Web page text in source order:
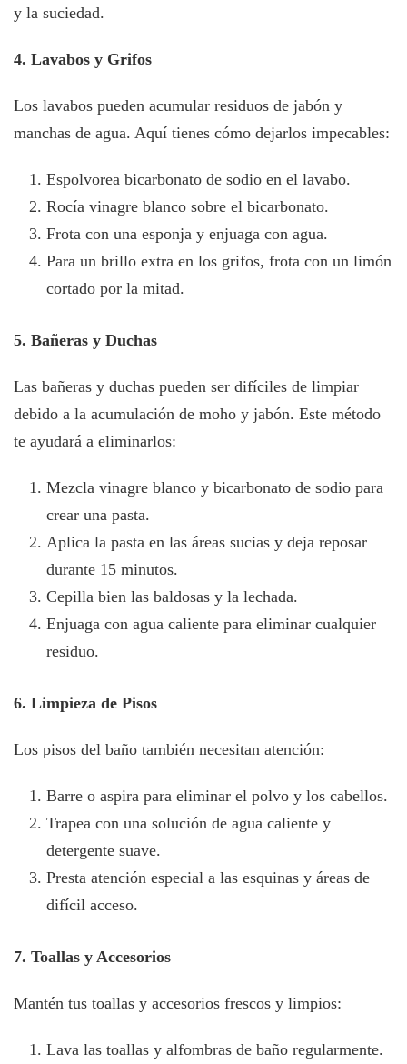
y la suciedad.
4. Lavabos y Grifos
Los lavabos pueden acumular residuos de jabón y
manchas de agua. Aquí tienes cómo dejarlos impecables:
Espolvorea bicarbonato de sodio en el lavabo.
Rocía vinagre blanco sobre el bicarbonato.
Frota con una esponja y enjuaga con agua.
Para un brillo extra en los grifos, frota con un limón
cortado por la mitad.
5. Bañeras y Duchas
Las bañeras y duchas pueden ser difíciles de limpiar
debido a la acumulación de moho y jabón. Este método
te ayudará a eliminarlos:
Mezcla vinagre blanco y bicarbonato de sodio para
crear una pasta.
Aplica la pasta en las áreas sucias y deja reposar
durante 15 minutos.
Cepilla bien las baldosas y la lechada.
Enjuaga con agua caliente para eliminar cualquier
residuo.
6. Limpieza de Pisos
Los pisos del baño también necesitan atención:
Barre o aspira para eliminar el polvo y los cabellos.
Trapea con una solución de agua caliente y
detergente suave.
Presta atención especial a las esquinas y áreas de
difícil acceso.
7. Toallas y Accesorios
Mantén tus toallas y accesorios frescos y limpios:
Lava las toallas y alfombras de baño regularmente.